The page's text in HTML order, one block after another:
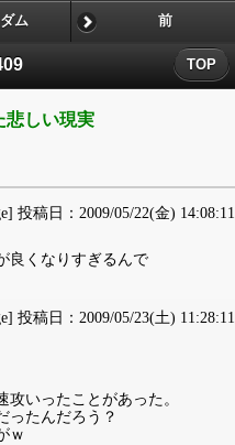
TOP
ム 前
悲しい現実
投稿日：2009/05/22(金) 14:08:11
良くなりすぎるんで
投稿日：2009/05/23(土) 11:28:11
いったことがあった。
ったんだろう？
ｗ